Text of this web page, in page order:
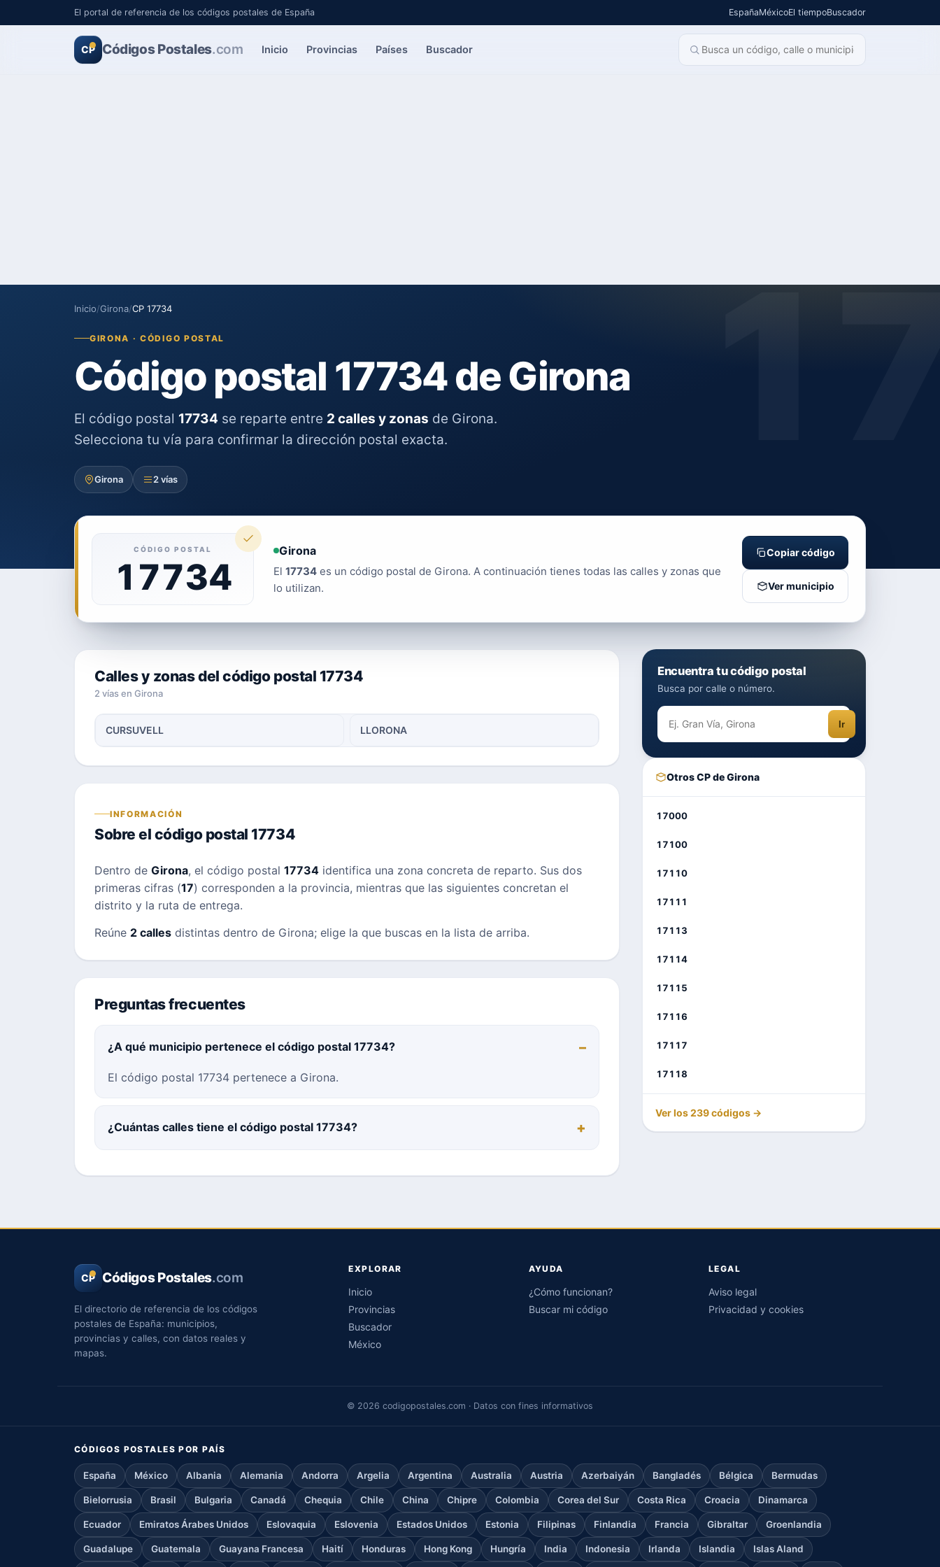
El portal de referencia de los códigos postales de España EspañaMéxicoEl tiempoBuscador
CP Códigos Postales.com Inicio Provincias Países Buscador
Inicio/Girona/CP 17734
GIRONA · CÓDIGO POSTAL
Código postal 17734 de Girona
El código postal 17734 se reparte entre 2 calles y zonas de Girona.
Selecciona tu vía para confirmar la dirección postal exacta.
Girona 2 vías
CÓDIGO POSTAL
17734
Girona
El 17734 es un código postal de Girona. A continuación tienes todas las calles y zonas que
lo utilizan.
Copiar código
Ver municipio
Calles y zonas del código postal 17734
2 vías en Girona
CURSUVELL LLORONA
INFORMACIÓN
Sobre el código postal 17734
Dentro de Girona, el código postal 17734 identifica una zona concreta de reparto. Sus dos
primeras cifras (17) corresponden a la provincia, mientras que las siguientes concretan el
distrito y la ruta de entrega.
Reúne 2 calles distintas dentro de Girona; elige la que buscas en la lista de arriba.
Preguntas frecuentes
¿A qué municipio pertenece el código postal 17734?
El código postal 17734 pertenece a Girona.
¿Cuántas calles tiene el código postal 17734?
Encuentra tu código postal
Busca por calle o número.
Ir
Otros CP de Girona
17000
17100
17110
17111
17113
17114
17115
17116
17117
17118
Ver los 239 códigos →
CP Códigos Postales.com
El directorio de referencia de los códigos
postales de España: municipios,
provincias y calles, con datos reales y
mapas.
EXPLORAR
Inicio
Provincias
Buscador
México
AYUDA
¿Cómo funcionan?
Buscar mi código
LEGAL
Aviso legal
Privacidad y cookies
© 2026 codigopostales.com · Datos con fines informativos
CÓDIGOS POSTALES POR PAÍS
España México Albania Alemania Andorra Argelia Argentina Australia Austria Azerbaiyán Bangladés Bélgica Bermudas
Bielorrusia Brasil Bulgaria Canadá Chequia Chile China Chipre Colombia Corea del Sur Costa Rica Croacia Dinamarca
Ecuador Emiratos Árabes Unidos Eslovaquia Eslovenia Estados Unidos Estonia Filipinas Finlandia Francia Gibraltar Groenlandia
Guadalupe Guatemala Guayana Francesa Haití Honduras Hong Kong Hungría India Indonesia Irlanda Islandia Islas Aland